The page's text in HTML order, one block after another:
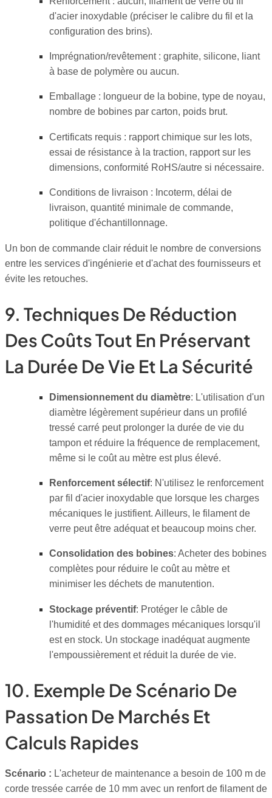
d'acier inoxydable (préciser le calibre du fil et la
configuration des brins).
Imprégnation/revêtement : graphite, silicone, liant
à base de polymère ou aucun.
Emballage : longueur de la bobine, type de noyau,
nombre de bobines par carton, poids brut.
Certificats requis : rapport chimique sur les lots,
essai de résistance à la traction, rapport sur les
dimensions, conformité RoHS/autre si nécessaire.
Conditions de livraison : Incoterm, délai de
livraison, quantité minimale de commande,
politique d'échantillonnage.
Un bon de commande clair réduit le nombre de conversions
entre les services d'ingénierie et d'achat des fournisseurs et
évite les retouches.
9. Techniques De Réduction
Des Coûts Tout En Préservant
La Durée De Vie Et La Sécurité
Dimensionnement du diamètre: L'utilisation d'un
diamètre légèrement supérieur dans un profilé
tressé carré peut prolonger la durée de vie du
tampon et réduire la fréquence de remplacement,
même si le coût au mètre est plus élevé.
Renforcement sélectif: N'utilisez le renforcement
par fil d'acier inoxydable que lorsque les charges
mécaniques le justifient. Ailleurs, le filament de
verre peut être adéquat et beaucoup moins cher.
Consolidation des bobines: Acheter des bobines
complètes pour réduire le coût au mètre et
minimiser les déchets de manutention.
Stockage préventif: Protéger le câble de
l'humidité et des dommages mécaniques lorsqu'il
est en stock. Un stockage inadéquat augmente
l'empoussièrement et réduit la durée de vie.
10. Exemple De Scénario De
Passation De Marchés Et
Calculs Rapides
Scénario : L'acheteur de maintenance a besoin de 100 m de
corde tressée carrée de 10 mm avec un renfort de filament de